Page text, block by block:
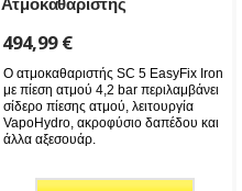
Ατμοκαθαριστής
494,99€
Ο ατμοκαθαριστής SC 5 EasyFix Iron
με πίεση ατμού 4,2 bar περιλαμβάνει
σίδερο πίεσης ατμού, λειτουργία
VapoHydro, ακροφύσιο δαπέδου και
άλλα αξεσουάρ.